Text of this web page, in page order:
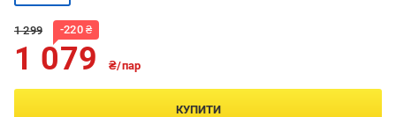
1 299 -220₴
1 079 ₴/пар
КУПИТИ